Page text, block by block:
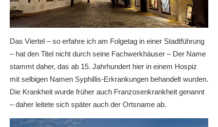
Das Viertel – so erfahre ich am Folgetag in einer Stadtführung
– hat den Titel nicht durch seine Fachwerkhäuser – Der Name
stammt daher, das ab 15. Jahrhundert hier in einem Hospiz
mit selbigen Namen Syphillis-Erkrankungen behandelt wurden.
Die Krankheit wurde früher auch Franzosenkrankheit genannt
– daher leitete sich später auch der Ortsname ab.